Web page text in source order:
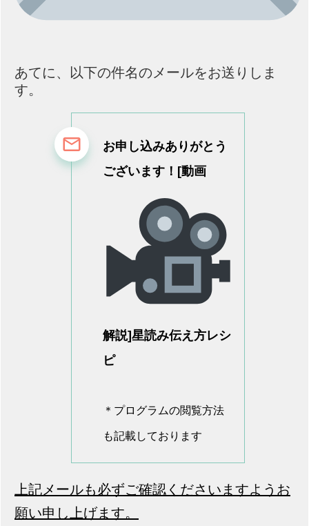
あてに、
以下の件名のメールをお送りしま
す。
お申し込みありがとう
ございます！[動画
解説]星読み伝え方レシ
ピ
＊プログラムの閲覧方法
も記載しております
上記メールも必ずご確認くださいますようお
願い申し上げます。